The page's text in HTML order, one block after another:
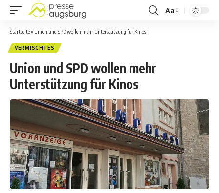
Aa
Startseite» Union und SPD wollen mehr Unterstützung für Kinos
VERMISCHTES
Union und SPD wollen mehr
Unterstützung für Kinos